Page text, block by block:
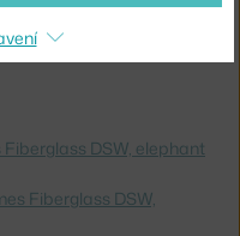
Fiberglass DSW, elephant
Fiberglass DSW,